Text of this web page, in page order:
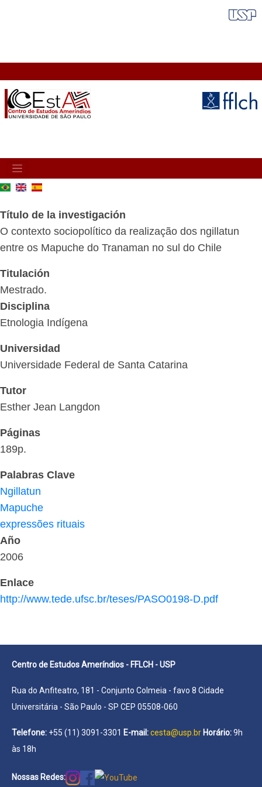
MAIN
NAVIGATION
Título de la investigación
O contexto sociopolítico da realização dos ngillatun
entre os Mapuche do Tranaman no sul do Chile
Titulación
Mestrado.
Disciplina
Etnologia Indígena
Universidad
Universidade Federal de Santa Catarina
Tutor
Esther Jean Langdon
Páginas
189p.
Palabras Clave
Ngillatun
Mapuche
expressões rituais
Año
2006
Enlace
http://www.tede.ufsc.br/teses/PASO0198-D.pdf
Centro de Estudos Ameríndios - FFLCH - USP
Rua do Anfiteatro, 181 - Conjunto Colmeia - favo 8 Cidade
Universitária - São Paulo - SP CEP 05508-060
Telefone: +55 (11) 3091-3301 E-mail:cesta@usp.br Horário:9h
às 18h
Nossas Redes: